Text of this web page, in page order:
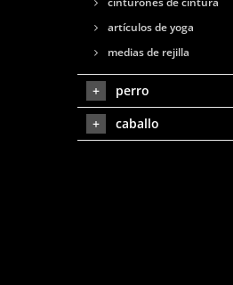
artículos de yoga
medias de rejilla
perro
caballo